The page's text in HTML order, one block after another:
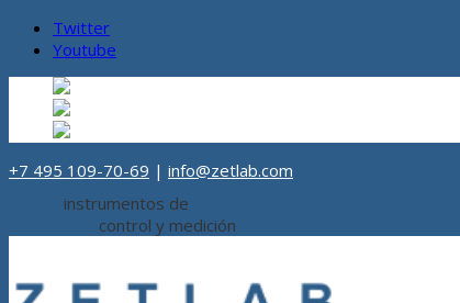
Twitter
Youtube
+7 495 109-70-69 | info@zetlab.com
instrumentos de
control y medición